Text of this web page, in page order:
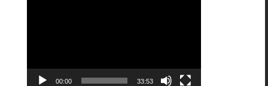
00:00 33:53